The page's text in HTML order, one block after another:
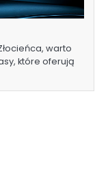
warto
które oferują